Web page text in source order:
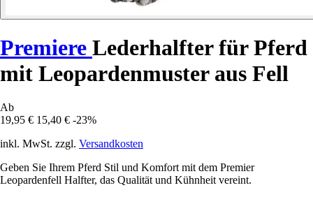
Premiere Lederhalfter für Pferd
mit Leopardenmuster aus Fell
Ab
19,95 € 15,40 € -23%
inkl. MwSt. zzgl. Versandkosten
Geben Sie Ihrem Pferd Stil und Komfort mit dem Premier
Leopardenfell Halfter, das Qualität und Kühnheit vereint.